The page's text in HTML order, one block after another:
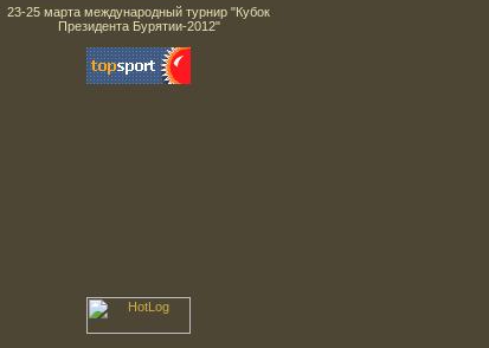
23-25 марта международный турнир "Кубок
Президента Бурятии-2012"